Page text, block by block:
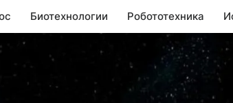
Биотехнологии Робототехника